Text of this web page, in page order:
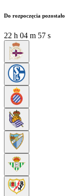
Do rozpoczęcia pozostało
22 h 04 m 57 s